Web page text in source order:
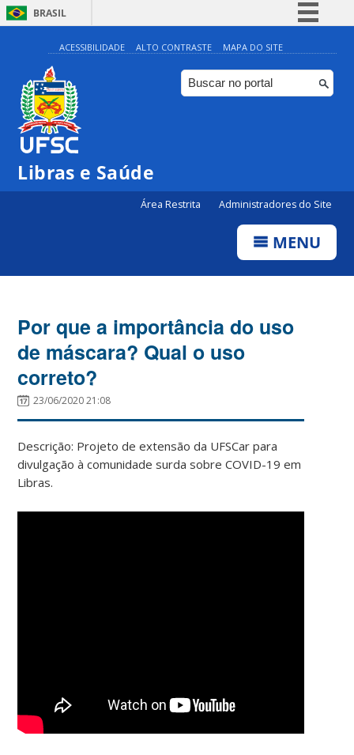
BRASIL
Simplifique!
Comunica BR
Participe
ACESSIBILIDADE ALTO CONTRASTE MAPA DO SITE
Libras e Saúde
Área Restrita Administradores do Site
MENU
Por que a importância do uso
de máscara? Qual o uso
correto?
23/06/2020 21:08
Descrição: Projeto de extensão da UFSCar para
divulgação à comunidade surda sobre COVID-19 em
Libras.